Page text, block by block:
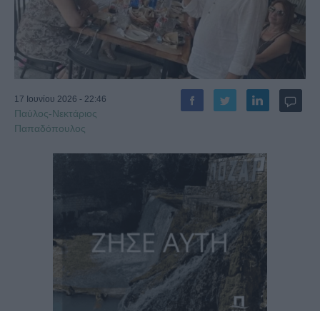
17 Ιουνίου 2026 - 22:46
Παύλος-Νεκτάριος
Παπαδόπουλος